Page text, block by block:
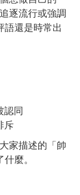
逐流行或強調
語還是時常出
認同
斥
家描述的「帥
麼。